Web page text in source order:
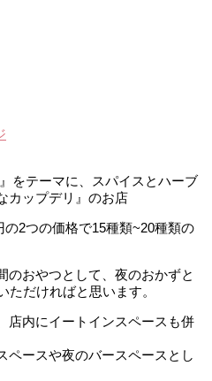
をテーマに、スパイスとハーブ
カップデリ』のお店
2つの価格で15種類~20種類の
のおやつとして、夜のおかずと
ただければと思います。
店内にイートインスペースも併
ペースや夜のバースペースとし